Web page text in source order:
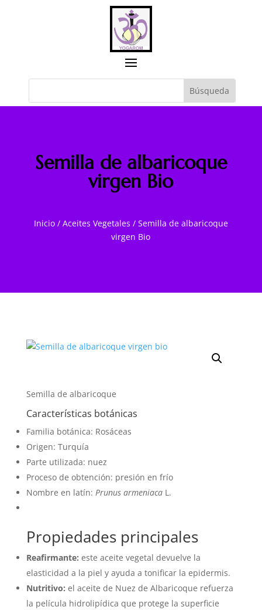
Semilla de albaricoque
virgen Bio
Inicio/ Aceites Vegetales / Semilla de albaricoque
virgen Bio
Semilla de albaricoque
Características botánicas
Familia botánica: Rosáceas
Origen: Turquía
Parte utilizada: nuez
Proceso de obtención: presión en frío
Nombre en latín: Prunus armeniacaL.
Propiedades principales
Reafirmante: este aceite vegetal devuelve la
elasticidad a la piel y ayuda a tonificar la epidermis.
Nutritivo: el aceite de Nuez de Albaricoque refuerza
la película hidrolipídica que protege la superficie